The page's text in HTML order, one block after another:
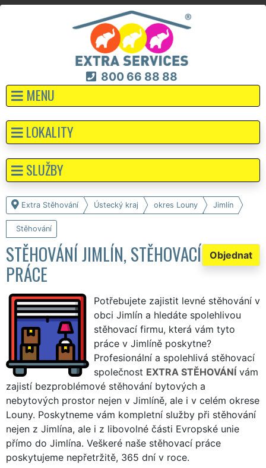
800 66 88 88
MENU
Extra Stěhování Ústecký kraj okres Louny Jimlín
Stěhování
Objednat
STĚHOVÁNÍ JIMLÍN, STĚHOVACÍ
PRÁCE
Potřebujete zajistit levné stěhování v
obci Jimlín a hledáte spolehlivou
stěhovací firmu, která vám tyto
práce v Jimlíně poskytne?
Profesionální a spolehlivá stěhovací
společnost EXTRA STĚHOVÁNÍ vám
zajistí bezproblémové stěhování bytových a
nebytových prostor nejen v Jimlíně, ale i v celém okrese
Louny. Poskytneme vám kompletní služby při stěhování
nejen z Jimlína, ale i z libovolné části Evropské unie
přímo do Jimlína. Veškeré naše stěhovací práce
poskytujeme nepřetržitě, 365 dní v roce.
LOKALITY
SLUŽBY